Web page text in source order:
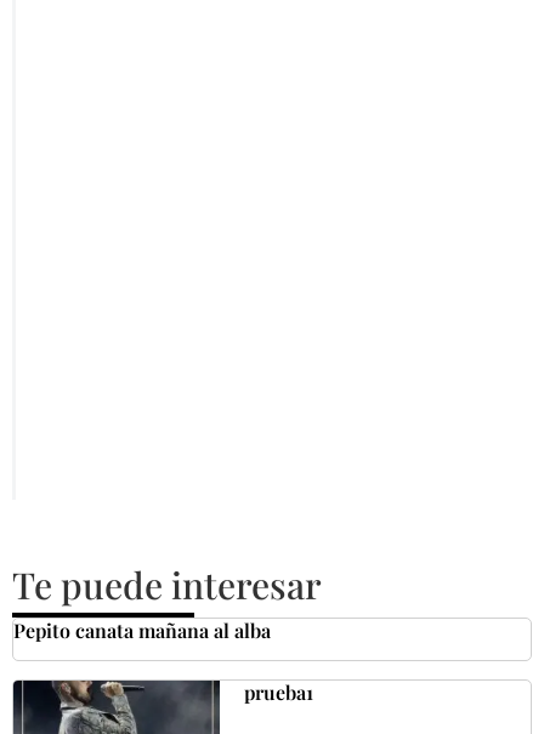
Te puede interesar
Pepito canata mañana al alba
prueba1